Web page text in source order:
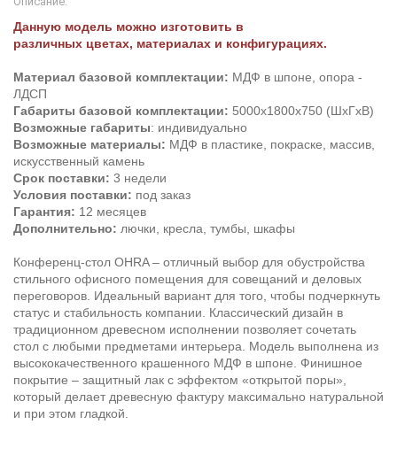
Данную модель можно изготовить в
различных цветах, материалах и конфигурациях.
Материал базовой комплектации: МДФ в шпоне, опора -
ЛДСП
Габариты базовой комплектации: 5000х1800х750 (ШхГхВ)
Возможные габариты: индивидуально
Возможные материалы: МДФ в пластике, покраске, массив,
искусственный камень
Срок поставки: 3 недели
Условия поставки: под заказ
Гарантия: 12 месяцев
Дополнительно: лючки, кресла, тумбы, шкафы
Конференц-стол OHRA – отличный выбор для обустройства
стильного офисного помещения для совещаний и деловых
переговоров. Идеальный вариант для того, чтобы подчеркнуть
статус и стабильность компании. Классический дизайн в
традиционном древесном исполнении позволяет сочетать
стол с любыми предметами интерьера. Модель выполнена из
высококачественного крашенного МДФ в шпоне. Финишное
покрытие – защитный лак с эффектом «открытой поры»,
который делает древесную фактуру максимально натуральной
и при этом гладкой.